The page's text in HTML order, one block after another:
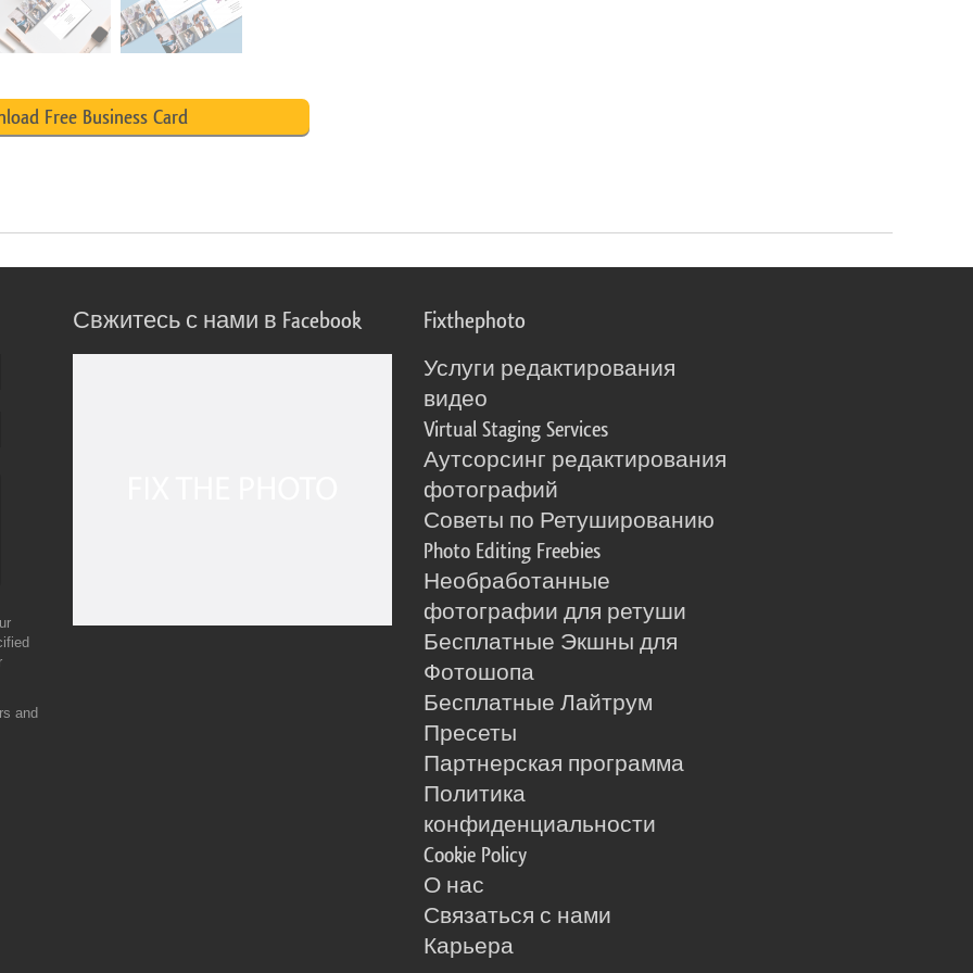
Free Business Card
and
Свжитесь с нами в Facebook Fixthephoto
Услуги редактирования
видео
Virtual Staging Services
Аутсорсинг редактирования
фотографий
Советы по Ретушированию
Photo Editing Freebies
Необработанные
фотографии для ретуши
Бесплатные Экшны для
Фотошопа
Бесплатные Лайтрум
Пресеты
Партнерская программа
Политика
конфиденциальности
Cookie Policy
О нас
Связаться с нами
Карьера